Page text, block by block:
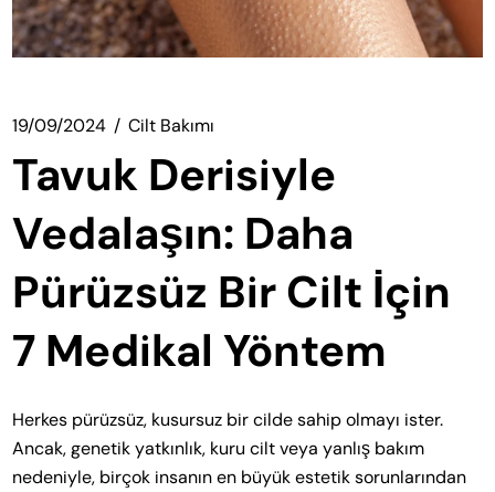
19/09/2024 Cilt Bakımı
Tavuk Derisiyle
Vedalaşın: Daha
Pürüzsüz Bir Cilt İçin
7 Medikal Yöntem
Herkes pürüzsüz, kusursuz bir cilde sahip olmayı ister.
Ancak, genetik yatkınlık, kuru cilt veya yanlış bakım
nedeniyle, birçok insanın en büyük estetik sorunlarından